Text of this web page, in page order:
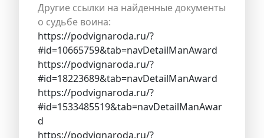
Другие ссылки на найденные документы
о судьбе воина:
https://podvignaroda.ru/?
#id=10665759&tab=navDetailManAward
https://podvignaroda.ru/?
#id=18223689&tab=navDetailManAward
https://podvignaroda.ru/?
#id=1533485519&tab=navDetailManAwar
d
https://podvignaroda.ru/?